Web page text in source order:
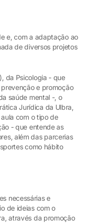
e, com a adaptação ao
de diversos projetos
da Psicologia - que
e promoção
saúde mental -, o
Jurídica da Ulbra,
com o tipo de
- que entende as
além das parcerias
como hábito
necessárias e
de ideias com o
através da promoção